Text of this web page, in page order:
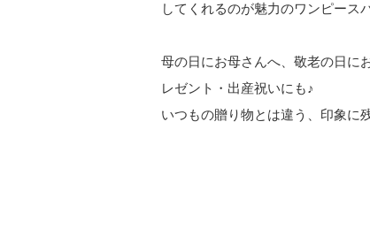
してくれるのが魅力のワンピース
母の日にお母さんへ、敬老の日に
レゼント・出産祝いにも♪
いつもの贈り物とは違う、印象に